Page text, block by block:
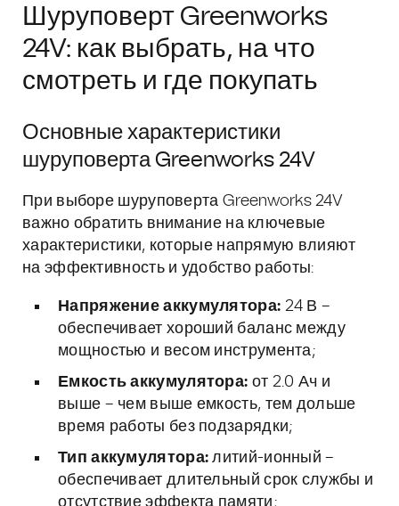
Шуруповерт Greenworks
24V: как выбрать, на что
смотреть и где покупать
Основные характеристики
шуруповерта Greenworks 24V
При выборе шуруповерта Greenworks 24V
важно обратить внимание на ключевые
характеристики, которые напрямую влияют
на эффективность и удобство работы:
Напряжение аккумулятора: 24 В –
обеспечивает хороший баланс между
мощностью и весом инструмента;
Емкость аккумулятора: от 2.0 Ач и
выше – чем выше емкость, тем дольше
время работы без подзарядки;
Тип аккумулятора: литий-ионный –
обеспечивает длительный срок службы и
отсутствие эффекта памяти;